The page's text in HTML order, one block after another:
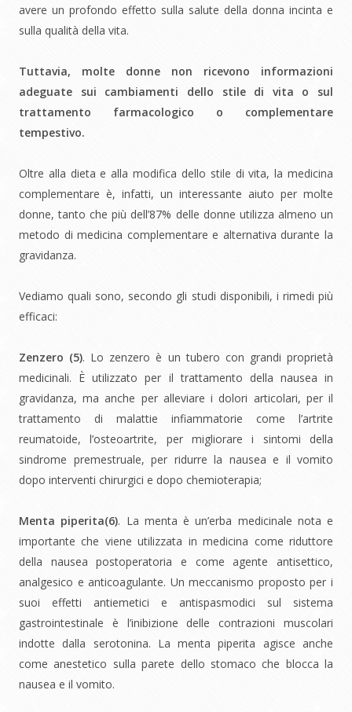
avere un profondo effetto sulla salute della donna incinta e
sulla qualità della vita.
Tuttavia, molte donne non ricevono informazioni
adeguate sui cambiamenti dello stile di vita o sul
trattamento farmacologico o complementare
tempestivo.
Oltre alla dieta e alla modifica dello stile di vita, la medicina
complementare è, infatti, un interessante aiuto per molte
donne, tanto che più dell’87% delle donne utilizza almeno un
metodo di medicina complementare e alternativa durante la
gravidanza.
Vediamo quali sono, secondo gli studi disponibili, i rimedi più
efficaci:
Zenzero (5). Lo zenzero è un tubero con grandi proprietà
medicinali. È utilizzato per il trattamento della nausea in
gravidanza, ma anche per alleviare i dolori articolari, per il
trattamento di malattie infiammatorie come l’artrite
reumatoide, l’osteoartrite, per migliorare i sintomi della
sindrome premestruale, per ridurre la nausea e il vomito
dopo interventi chirurgici e dopo chemioterapia;
Menta piperita(6). La menta è un’erba medicinale nota e
importante che viene utilizzata in medicina come riduttore
della nausea postoperatoria e come agente antisettico,
analgesico e anticoagulante. Un meccanismo proposto per i
suoi effetti antiemetici e antispasmodici sul sistema
gastrointestinale è l’inibizione delle contrazioni muscolari
indotte dalla serotonina. La menta piperita agisce anche
come anestetico sulla parete dello stomaco che blocca la
nausea e il vomito.